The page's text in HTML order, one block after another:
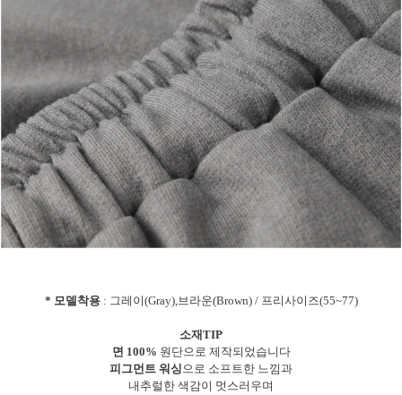
* 모델착용: 그레이(Gray),브라운(Brown) / 프리사이즈(55~77)
소재TIP
면 100% 원단으로 제작되었습니다
피그먼트 워싱 으로 소프트한 느낌과
내추럴한 색감이 멋스러우며